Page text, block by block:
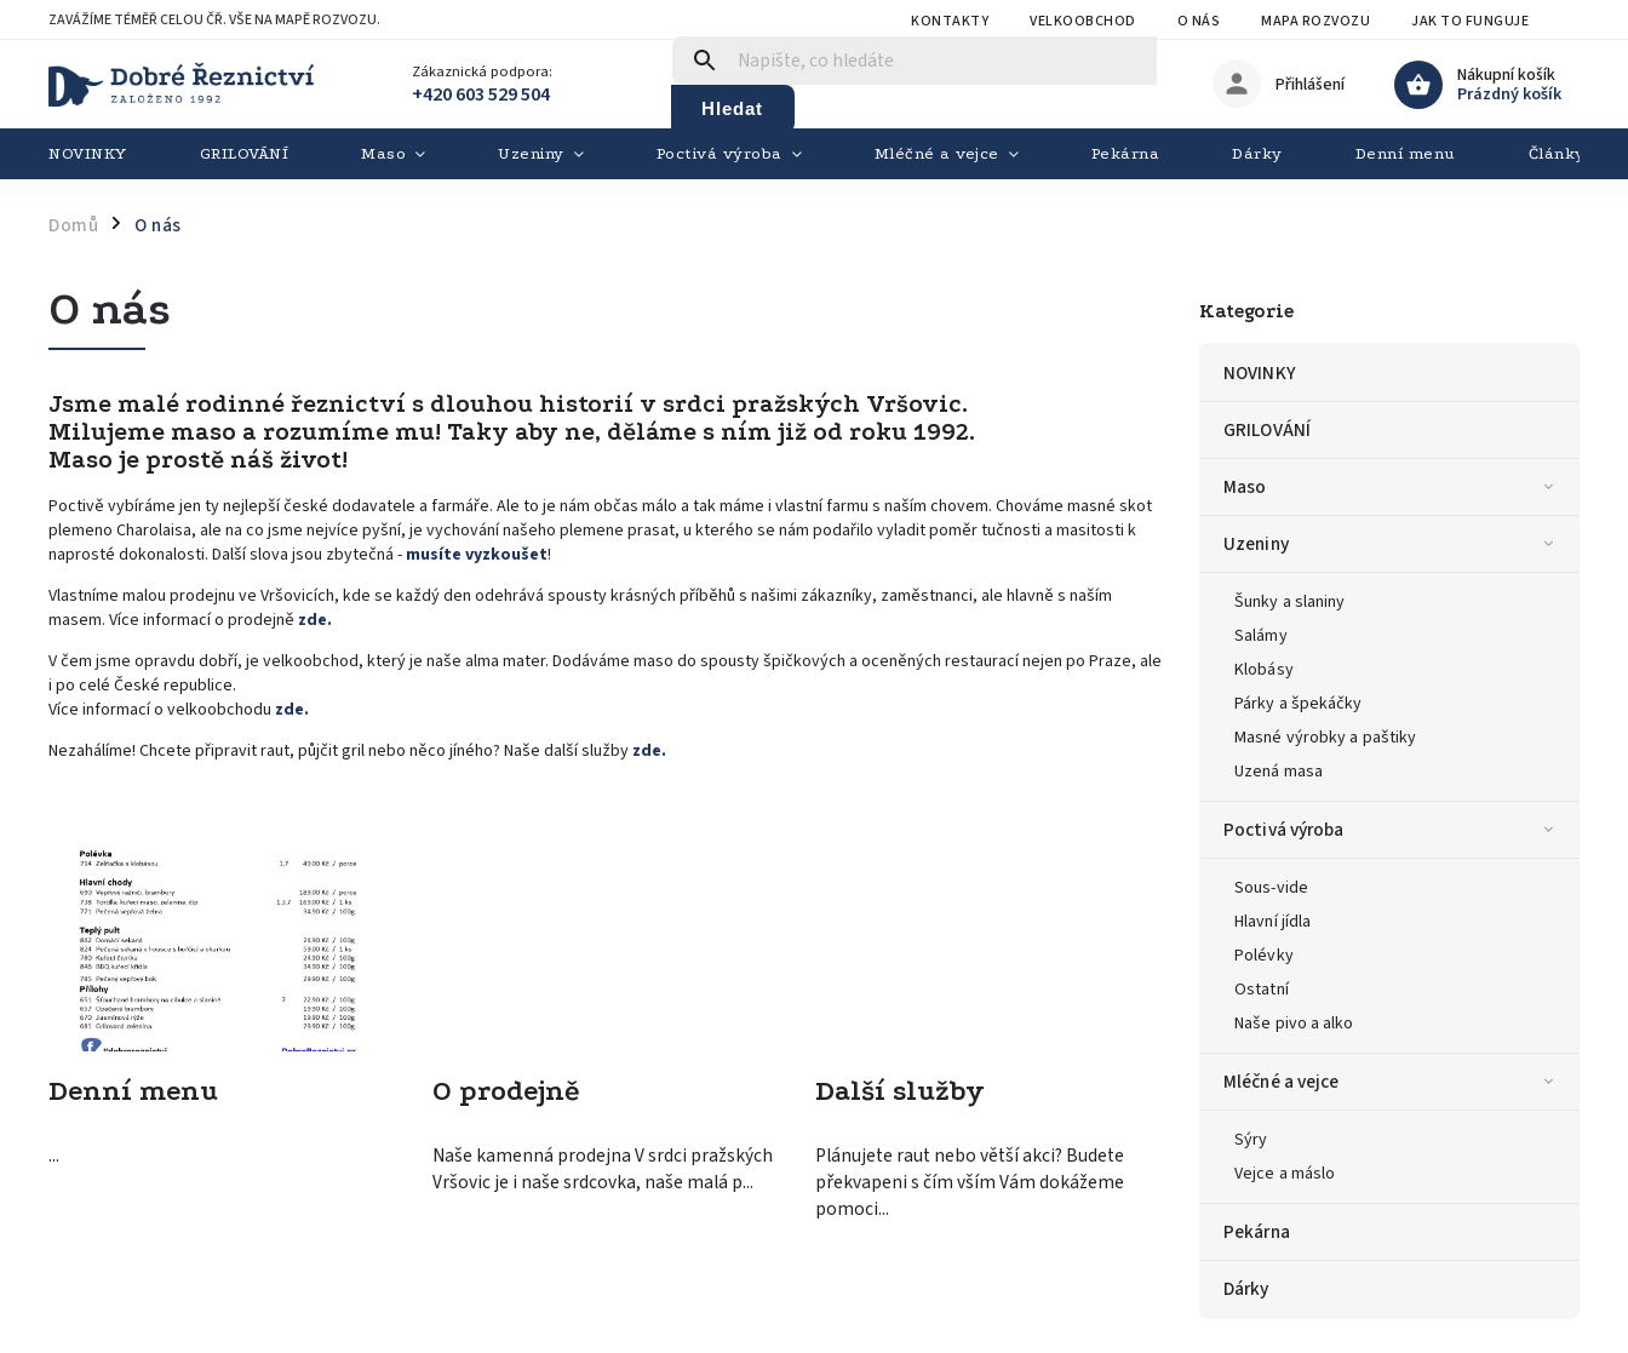
ZAVÁŽÍME TÉMĚŘ CELOU ČŘ. VŠE NA MAPĚ ROZVOZU. KONTAKTY VELKOOBCHOD O NÁS MAPA ROZVOZU JAK TO FUNGUJE
Zákaznická podpora:
+420 603 529 504 Hledat
Nákupní košík
Prázdný košík
Přihlášení
NOVINKY GRILOVÁNÍ Maso Uzeniny Poctivá výroba Mléčné a vejce Pekárna Dárky Denní menu Články
Domů / O nás
Kategorie
NOVINKY
GRILOVÁNÍ
Maso
Uzeniny
Šunky a slaniny
Salámy
Klobásy
Párky a špekáčky
Masné výrobky a paštiky
Uzená masa
Poctivá výroba
Sous-vide
Hlavní jídla
Polévky
Ostatní
Naše pivo a alko
Mléčné a vejce
Sýry
Vejce a máslo
Pekárna
Dárky
O nás
Jsme malé rodinné řeznictví s dlouhou historií v srdci pražských Vršovic.
Milujeme maso a rozumíme mu! Taky aby ne, děláme s ním již od roku 1992.
Maso je prostě náš život!
Poctivě vybíráme jen ty nejlepší české dodavatele a farmáře. Ale to je nám občas málo a tak máme i vlastní farmu s naším chovem. Chováme masné skot
plemeno Charolaisa, ale na co jsme nejvíce pyšní, je vychování našeho plemene prasat, u kterého se nám podařilo vyladit poměr tučnosti a masitosti k
naprosté dokonalosti. Další slova jsou zbytečná - musíte vyzkoušet!
Vlastníme malou prodejnu ve Vršovicích, kde se každý den odehrává spousty krásných příběhů s našimi zákazníky, zaměstnanci, ale hlavně s naším
masem. Více informací o prodejně zde.
V čem jsme opravdu dobří, je velkoobchod, který je naše alma mater. Dodáváme maso do spousty špičkových a oceněných restaurací nejen po Praze, ale
i po celé České republice.
Více informací o velkoobchodu zde.
Nezahálíme! Chcete připravit raut, půjčit gril nebo něco jíného? Naše další služby zde.
Denní menu
...
O prodejně
Naše kamenná prodejna V srdci pražských
Vršovic je i naše srdcovka, naše malá p...
Další služby
Plánujete raut nebo větší akci? Budete
překvapeni s čím vším Vám dokážeme
pomoci...